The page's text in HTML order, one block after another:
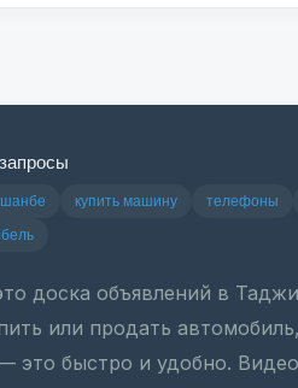
купить машину телефоны
доска объявлений в
или продать
это быстро и удобно.